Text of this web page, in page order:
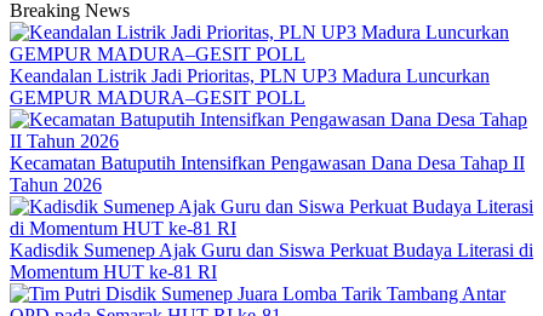
Breaking News
Keandalan Listrik Jadi Prioritas, PLN UP3 Madura Luncurkan
GEMPUR MADURA–GESIT POLL
Kecamatan Batuputih Intensifkan Pengawasan Dana Desa Tahap II
Tahun 2026
Kadisdik Sumenep Ajak Guru dan Siswa Perkuat Budaya Literasi di
Momentum HUT ke-81 RI